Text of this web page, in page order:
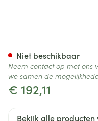
€ 192,11
Niet beschikbaar
Neem contact op met ons
we samen de
Bekijk alle producten